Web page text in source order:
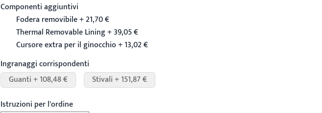
Componenti aggiuntivi
Fodera removibile + 21,70 €
Thermal Removable Lining + 39,05 €
Cursore extra per il ginocchio + 13,02 €
Ingranaggi corrispondenti
Guanti + 108,48 €
Stivali + 151,87 €
Istruzioni per l'ordine